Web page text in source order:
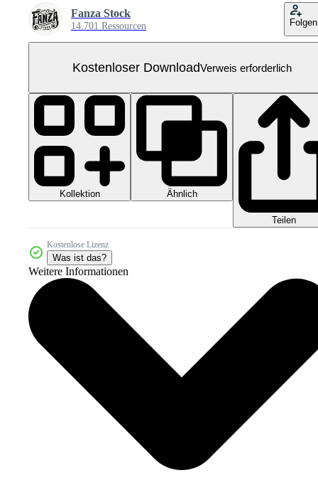
Fanza Stock
14.701 Ressourcen Folgen
Kostenloser DownloadVerweis erforderlich
Kollektion Ähnlich
Teilen
Kostenlose Lizenz
Was ist das?
Weitere Informationen